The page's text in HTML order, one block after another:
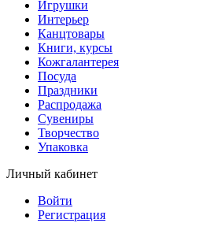
Игрушки
Интерьер
Канцтовары
Книги, курсы
Кожгалантерея
Посуда
Праздники
Распродажа
Сувениры
Творчество
Упаковка
Личный кабинет
Войти
Регистрация